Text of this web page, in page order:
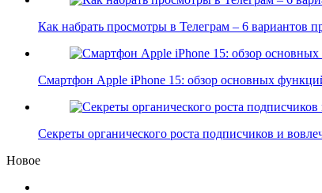
Как набрать просмотры в Телеграм – 6 вариантов
Смартфон Apple iPhone 15: обзор основных
Секреты органического роста подписчиков и
Новое